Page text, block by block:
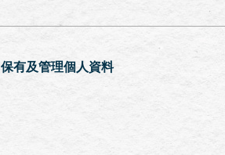
保有及管理個人資料